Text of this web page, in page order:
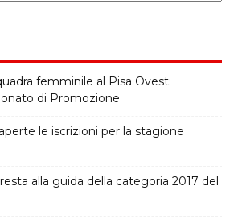
femminile al Pisa Ovest:
di Promozione
le iscrizioni per la stagione
alla guida della categoria 2017 del